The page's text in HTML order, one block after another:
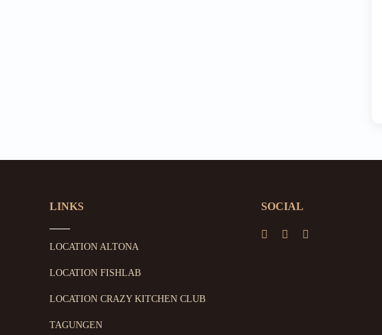
LINKS
LOCATION ALTONA
LOCATION FISHLAB
LOCATION CRAZY KITCHEN CLUB
TAGUNGEN
SOCIAL